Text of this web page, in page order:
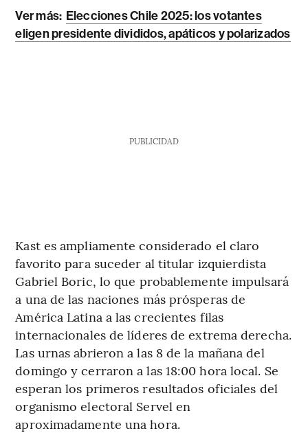
Ver más: Elecciones Chile 2025: los votantes
eligen presidente divididos, apáticos y polarizados
PUBLICIDAD
Kast es ampliamente considerado el claro
favorito para suceder al titular izquierdista
Gabriel Boric, lo que probablemente impulsará
a una de las naciones más prósperas de
América Latina a las crecientes filas
internacionales de líderes de extrema derecha.
Las urnas abrieron a las 8 de la mañana del
domingo y cerraron a las 18:00 hora local. Se
esperan los primeros resultados oficiales del
organismo electoral Servel en
aproximadamente una hora.